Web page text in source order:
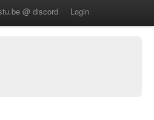
@ discord Login